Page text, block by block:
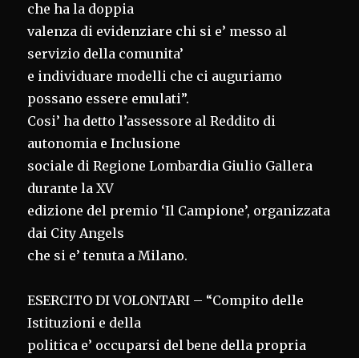
che ha la doppia
valenza di evidenziare chi si e’ messo al
servizio della comunita’
e individuare modelli che ci auguriamo
possano essere emulati”.
Cosi’ ha detto l’assessore al Reddito di
autonomia e Inclusione
sociale di Regione Lombardia Giulio Gallera
durante la XV
edizione del premio ‘Il Campione’, organizzata
dai City Angels
che si e’ tenuta a Milano.
ESERCITO DI VOLONTARI – “Compito delle
Istituzioni e della
politica e’ occuparsi del bene della propria